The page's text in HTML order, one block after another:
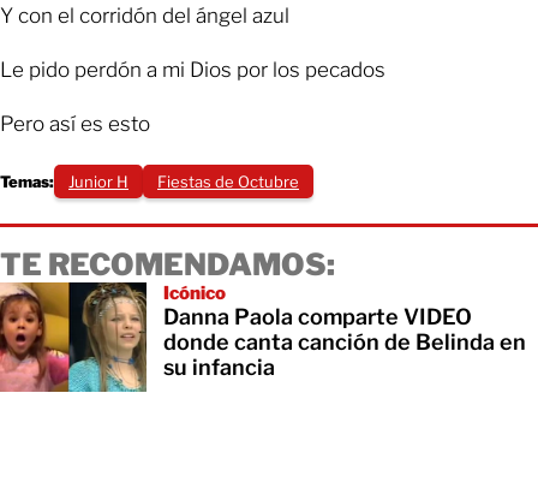
Y con el corridón del ángel azul
Le pido perdón a mi Dios por los pecados
Pero así es esto
Temas: Junior H Fiestas de Octubre
TE RECOMENDAMOS:
Icónico
Danna Paola comparte VIDEO
donde canta canción de Belinda en
su infancia